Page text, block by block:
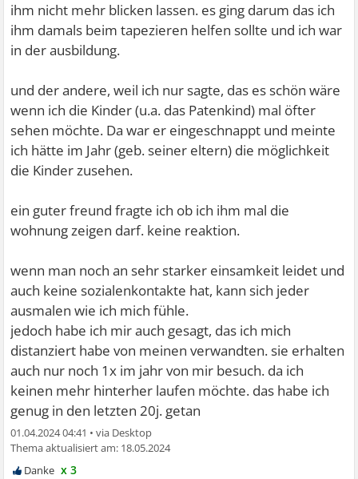
ihm nicht mehr blicken lassen. es ging darum das ich
ihm damals beim tapezieren helfen sollte und ich war
in der ausbildung.
und der andere, weil ich nur sagte, das es schön wäre
wenn ich die Kinder (u.a. das Patenkind) mal öfter
sehen möchte. Da war er eingeschnappt und meinte
ich hätte im Jahr (geb. seiner eltern) die möglichkeit
die Kinder zusehen.
ein guter freund fragte ich ob ich ihm mal die
wohnung zeigen darf. keine reaktion.
wenn man noch an sehr starker einsamkeit leidet und
auch keine sozialenkontakte hat, kann sich jeder
ausmalen wie ich mich fühle.
jedoch habe ich mir auch gesagt, das ich mich
distanziert habe von meinen verwandten. sie erhalten
auch nur noch 1x im jahr von mir besuch. da ich
keinen mehr hinterher laufen möchte. das habe ich
genug in den letzten 20j. getan
01.04.2024 04:41 •
18.05.2024
x 3